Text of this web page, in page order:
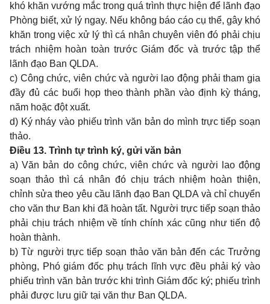
khó khăn vướng mắc trong quá trình thực hiện để lãnh đạo
Phòng biết, xử lý ngay. Nếu không báo cáo cụ thể, gây khó
khăn trong việc xử lý thì cá nhân chuyên viên đó phải chịu
trách nhiệm hoàn toàn trước Giám đốc và trước tập thể
lãnh đạo Ban QLDA.
c) Công chức, viên chức và người lao động phải tham gia
đầy đủ các buổi họp theo thành phần vào định kỳ tháng,
năm hoặc đột xuất.
d) Ký nháy vào phiếu trình văn bản do mình trực tiếp soạn
thảo.
Điều 13. Trình tự trình ký, gửi văn bản
a) Văn bản do công chức, viên chức và người lao động
soạn thảo thì cá nhân đó chịu trách nhiệm hoàn thiện,
chỉnh sửa theo yêu cầu lãnh đạo Ban QLDA và chỉ chuyển
cho văn thư Ban khi đã hoàn tất. Người trực tiếp soạn thảo
phải chịu trách nhiệm về tính chính xác cũng như tiến độ
hoàn thành.
b) Từ người trực tiếp soạn thảo văn bản đến các Trưởng
phòng, Phó giám đốc phụ trách lĩnh vực đều phải ký vào
phiếu trìnhvăn bản trước khi trình Giám đốc ký; phiếu trình
phải được l ưu giữ tại văn thư Ban QLDA.